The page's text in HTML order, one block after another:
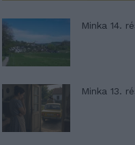
Minka 14.
Minka 13.